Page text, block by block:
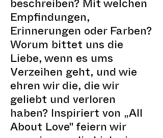
beschreiben? Mit welchen
Empfindungen,
Erinnerungen oder Farben?
Worum bittet uns die
Liebe, wenn es ums
Verzeihen geht, und wie
ehren wir die, die wir
geliebt und verloren
haben? Inspiriert von „All
About Love" feiern wir